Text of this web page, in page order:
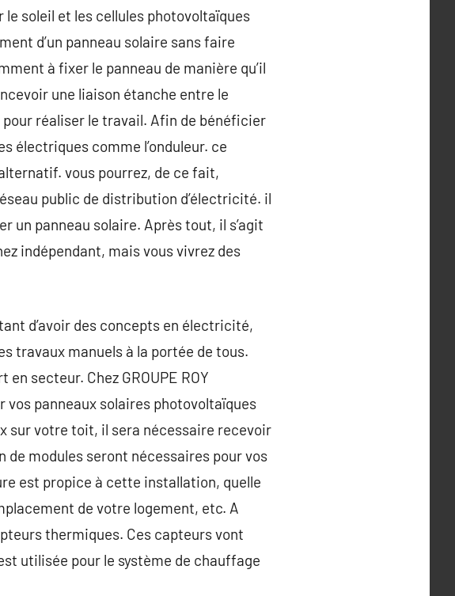
soleil et les cellules photovoltaïques
d’un panneau solaire sans faire
à fixer le panneau de manière qu’il
une liaison étanche entre le
pour réaliser le travail. Afin de bénéficier
électriques comme l’onduleur. ce
vous pourrez, de ce fait,
public de distribution d’électricité. il
un panneau solaire. Après tout, il s’agit
indépendant, mais vous vivrez des
d’avoir des concepts en électricité,
travaux manuels à la portée de tous.
secteur. Chez GROUPE ROY
vos panneaux solaires photovoltaïques
sur votre toit, il sera nécessaire recevoir
modules seront nécessaires pour vos
est propice à cette installation, quelle
de votre logement, etc. A
thermiques. Ces capteurs vont
utilisée pour le système de chauffage